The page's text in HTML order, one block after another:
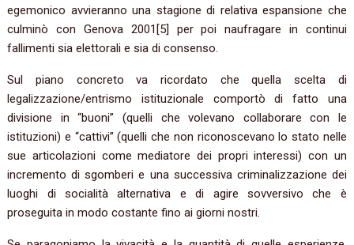
egemonico avvieranno una stagione di relativa espansione che
culminò con Genova 2001[5] per poi naufragare in continui
fallimenti sia elettorali e sia di consenso.
Sul piano concreto va ricordato che quella scelta di
legalizzazione/entrismo istituzionale comportò di fatto una
divisione in “buoni” (quelli che volevano collaborare con le
istituzioni) e “cattivi” (quelli che non riconoscevano lo stato nelle
sue articolazioni come mediatore dei propri interessi) con un
incremento di sgomberi e una successiva criminalizzazione dei
luoghi di socialità alternativa e di agire sovversivo che è
proseguita in modo costante fino ai giorni nostri.